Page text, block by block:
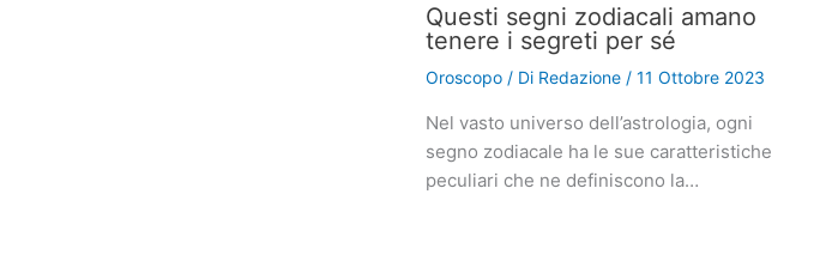
Questi segni zodiacali amano
tenere i segreti per sé
Oroscopo/ Di Redazione / 11 Ottobre 2023
Nel vasto universo dell’astrologia, ogni
segno zodiacale ha le sue caratteristiche
peculiari che ne definiscono la…